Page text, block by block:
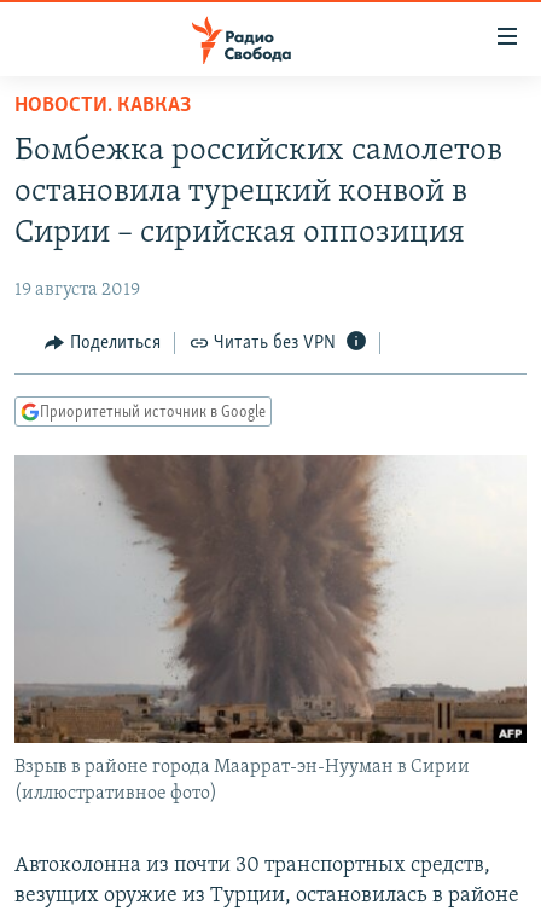
упрощенного
доступа
основному
Вернутся
Вернутся
ПРОГРАММЫ
АВТОРСКИЕ ПРОЕКТЫ
МНЕНИЯ
КУЛЬТУРА
КАВКАЗ.РЕАЛИИ
СЕВЕР.РЕАЛИИ
СИБИРЬ.РЕАЛИИ
РАСПИСАНИЕ ВЕЩАНИЯ
ПОДПИШИТЕСЬ НА РАССЫЛКУ
НОВОСТИ. КАВКАЗ
Бомбежка российских самолетов
остановила турецкий конвой в
Сирии – сирийская оппозиция
19 августа 2019
Поделиться Читать без VPN
Приоритетный источник в Google
Взрыв в районе города Мааррат-эн-Нууман в Сирии
(иллюстративное фото)
Автоколонна из почти 30 транспортных средств,
везущих оружие из Турции, остановилась в районе